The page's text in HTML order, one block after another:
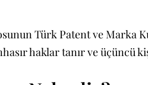
Türk Patent ve Marka
haklar tanır ve